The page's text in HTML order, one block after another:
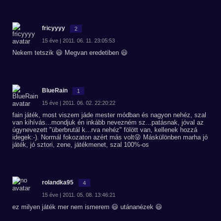
fricyyyy 2
15 éve | 2011. 06. 11. 23:05:53
Nekem tetszik 😃 Megvan eredetiben 😃
BlueRain 1
15 éve | 2011. 06. 02. 22:20:22
fain játék, most viszem jáde mester módban és nagyon nehéz, szal
van kihívás...mondjuk én inkább nevezném sz...patásnak, jóval az
úgynevezett "überbrutál k...rva nehéz" fölött van, kellenek hozzá
idegek:-). Normál fokozaton azért más volt😜 Máskülönben marha jó
játék, jó sztori, zene, játékmenet, szal 100%-os
rolandka95 4
15 éve | 2011. 05. 08. 13:46:21
ez milyen játék mer nem ismerem 😃 utánanézek 😃